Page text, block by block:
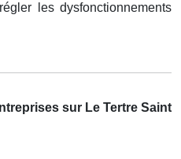
les dysfonctionnements
sur Le Tertre Saint